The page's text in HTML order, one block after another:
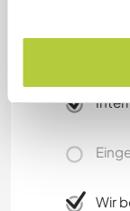
Etwas
Wir